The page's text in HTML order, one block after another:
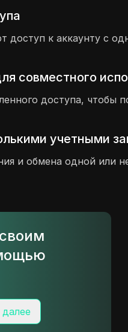
доступ к аккаунту с
совместного
доступа,
учетными
и обмена одной или